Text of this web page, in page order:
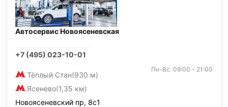
Автосервис Новоясеневская
+7 (495) 023-10-01
Тёплый Стан(930 м)
Ясенево(1,35 км)
Пн-Вс: 09:00 - 21:00
Новоясеневский пр, 8с1